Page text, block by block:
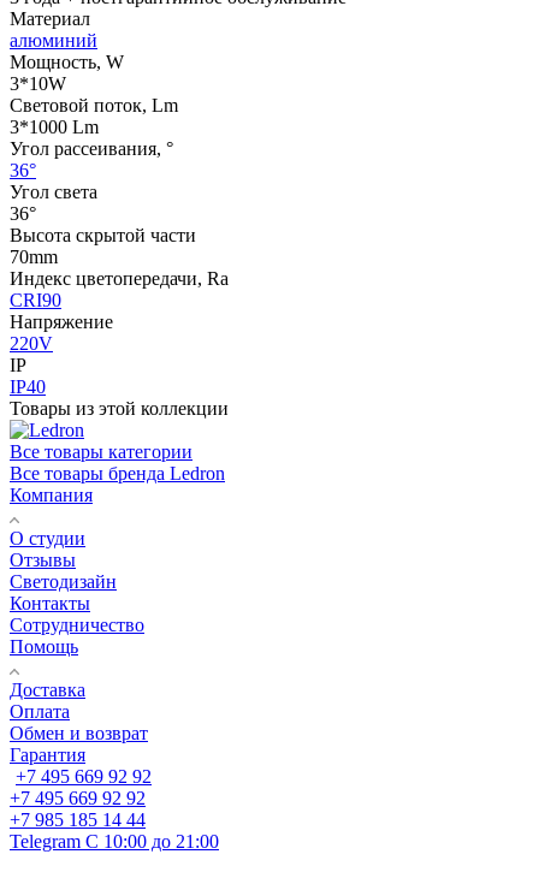
Материал
алюминий
Мощность, W
3*10W
Световой поток, Lm
3*1000 Lm
Угол рассеивания, °
36°
Угол света
36°
Высота скрытой части
70mm
Индекс цветопередачи, Ra
CRI90
Напряжение
220V
IP
IP40
Товары из этой коллекции
Все товары категории
Все товары бренда Ledron
Компания
О студии
Отзывы
Светодизайн
Контакты
Сотрудничество
Помощь
Доставка
Оплата
Обмен и возврат
Гарантия
+7 495 669 92 92
+7 495 669 92 92
+7 985 185 14 44
Telegram С 10:00 до 21:00